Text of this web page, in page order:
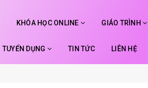
KHÓA HỌC ONLINE GIÁO TRÌNH
TUYỂN DỤNG TIN TỨC LIÊN HỆ